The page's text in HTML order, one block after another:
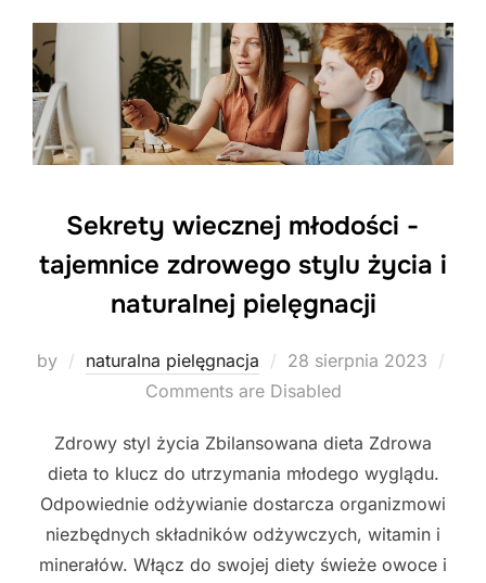
Sekrety wiecznej młodości -
tajemnice zdrowego stylu życia i
naturalnej pielęgnacji
by naturalna pielęgnacja
Posted
on
28 sierpnia 2023
Comments are Disabled
Zdrowy styl życia Zbilansowana dieta Zdrowa
dieta to klucz do utrzymania młodego wyglądu.
Odpowiednie odżywianie dostarcza organizmowi
niezbędnych składników odżywczych, witamin i
minerałów. Włącz do swojej diety świeże owoce i